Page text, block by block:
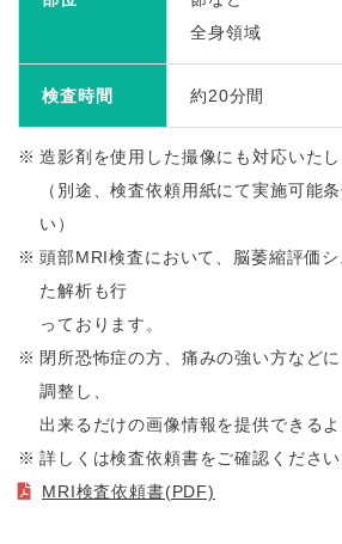
全身領域
検査時間 約20分間
造影剤を使用した撮像にも対応いたし
（別途、検査依頼用紙にて実施可能
い）
頭部MRI検査において、脳萎縮評価
た解析も行
っております。
閉所恐怖症の方、痛みの強い方など
調整し、
出来るだけの画像情報を提供できるよ
詳しくは検査依頼書をご確認ください
MRI検査依頼書(PDF)